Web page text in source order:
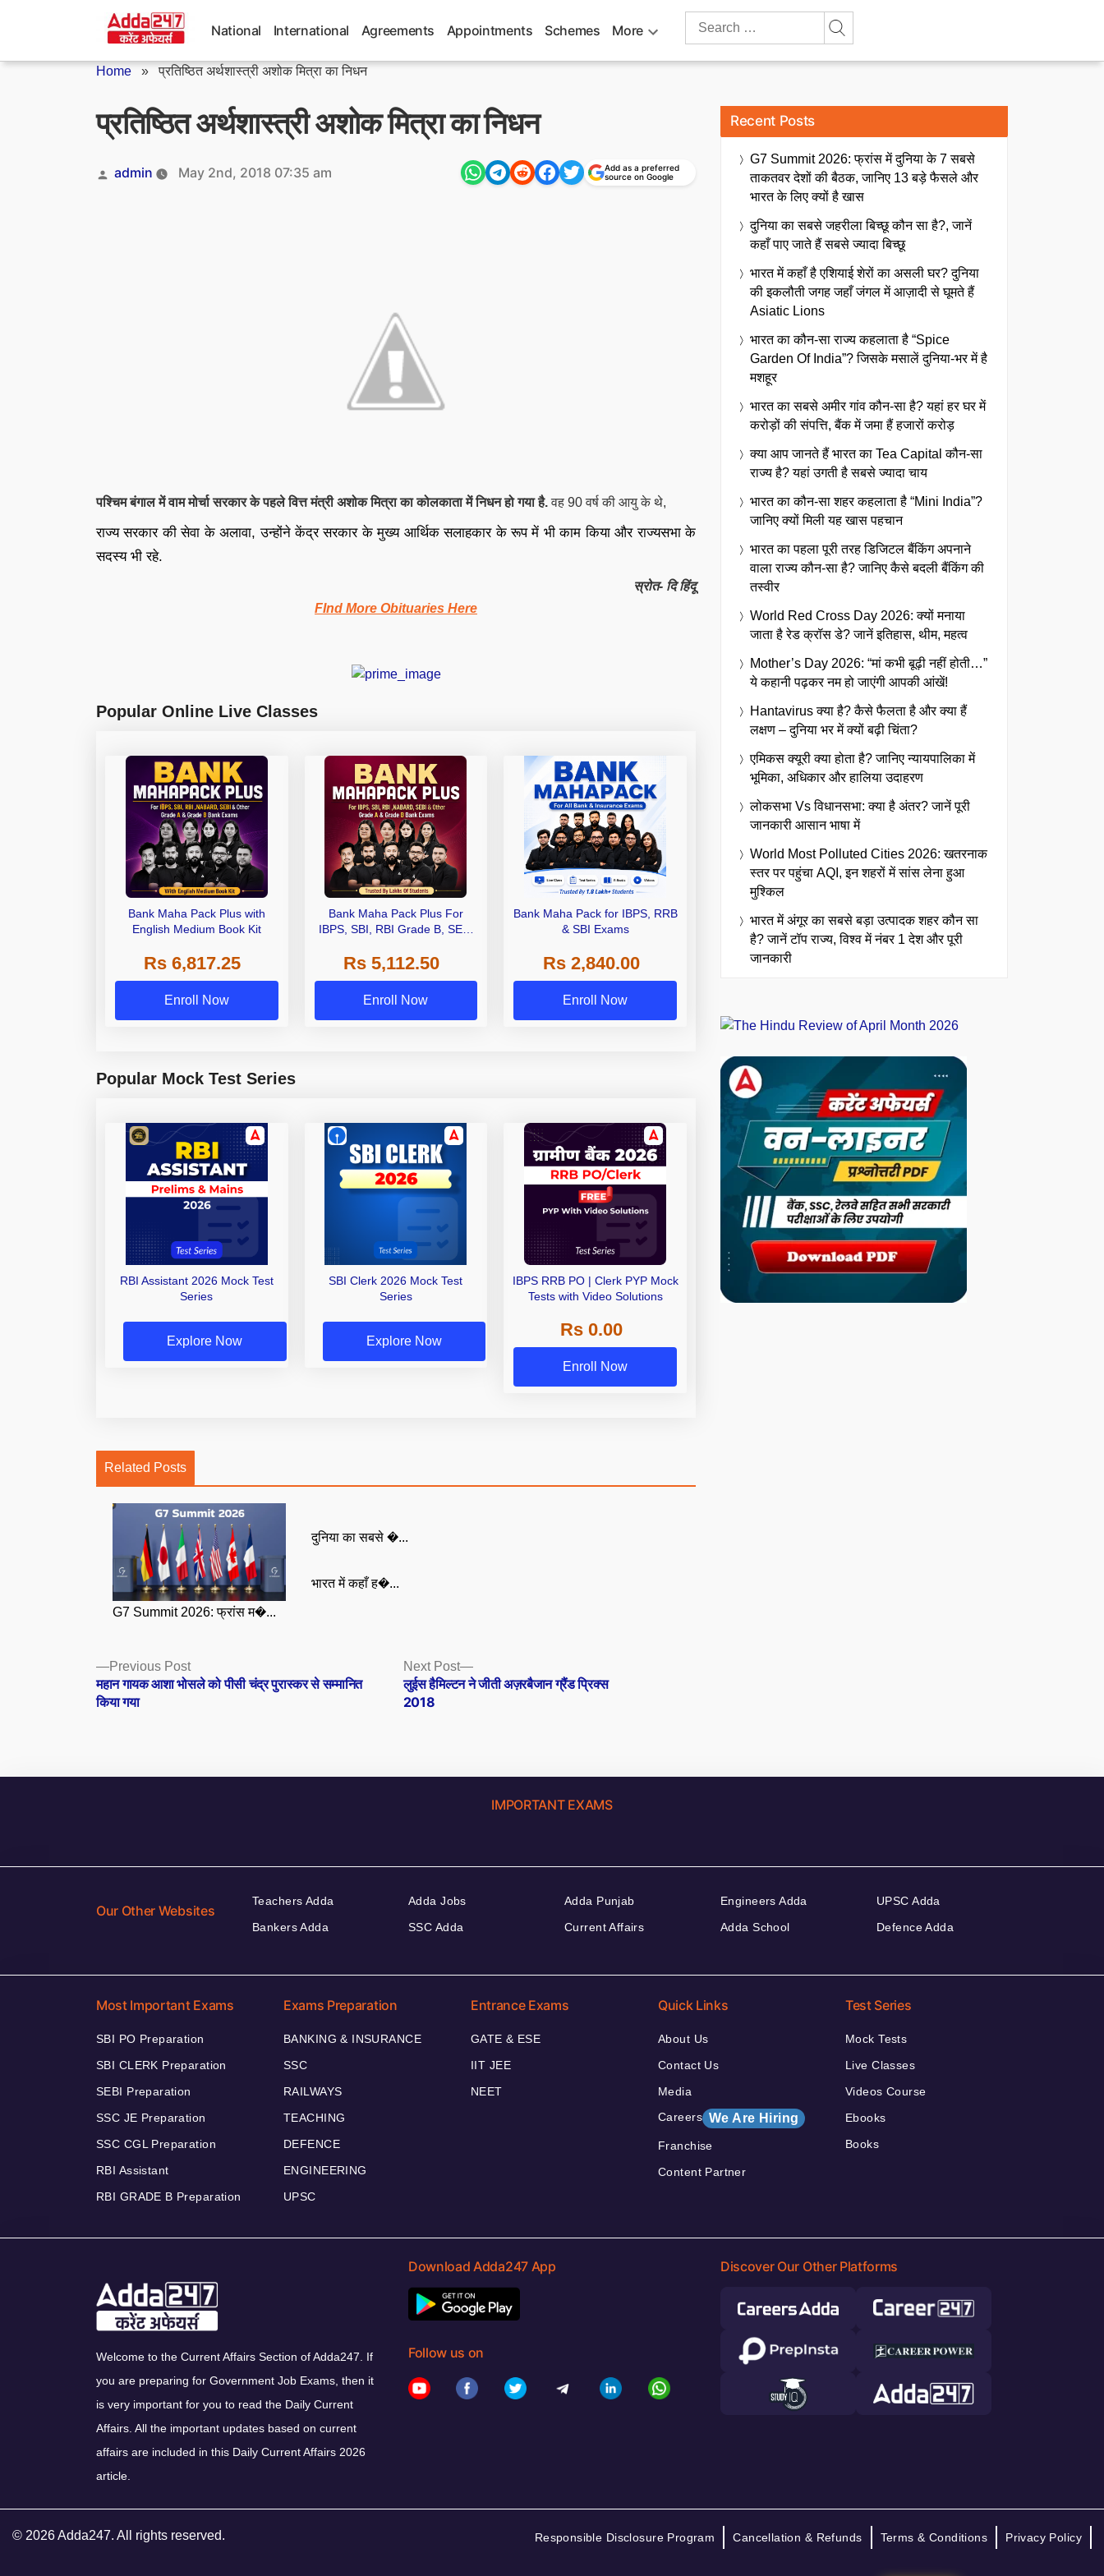
National International Agreements Appointments Schemes More
Search
Home »प्रतिष्ठित अर्थशास्त्री अशोक मित्रा का निधन
प्रतिष्ठित अर्थशास्त्री अशोक मित्रा का निधन
Posted
admin May 2nd, 2018 07:35 am
Add as a preferred
source on Google
पश्चिम बंगाल में वाम मोर्चा सरकार के पहले वित्त मंत्री अशोक मित्रा का कोलकाता में निधन हो गया है.वह 90 वर्ष की आयु के थे,
राज्य सरकार की सेवा के अलावा, उन्होंने केंद्र सरकार के मुख्य आर्थिक सलाहकार के रूप में भी काम किया और राज्यसभा के
सदस्य भी रहे.
स्रोत- दि हिंदू
FInd More Obituaries Here
Popular Online Live Classes
Bank Maha Pack Plus with
English Medium Book Kit
Rs 6,817.25
Enroll Now
Bank Maha Pack Plus For
IBPS, SBI, RBI Grade B, SEBI
Other Grade A & Grade B Bank
Exams
Rs 5,112.50
Enroll Now
Bank Maha Pack for IBPS, RRB
& SBI Exams
Rs 2,840.00
Enroll Now
Popular Mock Test Series
RBI Assistant 2026 Mock Test
Series
Explore Now
SBI Clerk 2026 Mock Test
Series
Explore Now
IBPS RRB PO | Clerk PYP Mock
Tests with Video Solutions
Rs 0.00
Enroll Now
Related Posts
G7 Summit 2026: फ्रांस म�...
दुनिया का सबसे �...
भारत में कहाँ ह�...
Posts
navigation
Previous PostPrevious
post:
महान गायक आशा भोसले को पीसी चंद्र पुरास्कर से सम्मानित
किया गया
Next Post
Next
post:
लुईस हैमिल्टन ने जीती अज़रबैजान ग्रैंड प्रिक्स
2018
Recent Posts
G7 Summit 2026: फ्रांस में दुनिया के 7 सबसे
ताकतवर देशों की बैठक, जानिए 13 बड़े फैसले और
भारत के लिए क्यों है खास
दुनिया का सबसे जहरीला बिच्छू कौन सा है?, जानें
कहाँ पाए जाते हैं सबसे ज्यादा बिच्छू
भारत में कहाँ है एशियाई शेरों का असली घर? दुनिया
की इकलौती जगह जहाँ जंगल में आज़ादी से घूमते हैं
Asiatic Lions
भारत का कौन-सा राज्य कहलाता है “Spice
Garden Of India”? जिसके मसालें दुनिया-भर में है
मशहूर
भारत का सबसे अमीर गांव कौन-सा है? यहां हर घर में
करोड़ों की संपत्ति, बैंक में जमा हैं हजारों करोड़
क्या आप जानते हैं भारत का Tea Capital कौन-सा
राज्य है? यहां उगती है सबसे ज्यादा चाय
भारत का कौन-सा शहर कहलाता है “Mini India”?
जानिए क्यों मिली यह खास पहचान
भारत का पहला पूरी तरह डिजिटल बैंकिंग अपनाने
वाला राज्य कौन-सा है? जानिए कैसे बदली बैंकिंग की
तस्वीर
World Red Cross Day 2026: क्यों मनाया
जाता है रेड क्रॉस डे? जानें इतिहास, थीम, महत्व
Mother’s Day 2026: “मां कभी बूढ़ी नहीं होती…”
ये कहानी पढ़कर नम हो जाएंगी आपकी आंखें!
Hantavirus क्या है? कैसे फैलता है और क्या हैं
लक्षण – दुनिया भर में क्यों बढ़ी चिंता?
एमिकस क्यूरी क्या होता है? जानिए न्यायपालिका में
भूमिका, अधिकार और हालिया उदाहरण
लोकसभा Vs विधानसभा: क्या है अंतर? जानें पूरी
जानकारी आसान भाषा में
World Most Polluted Cities 2026: खतरनाक
स्तर पर पहुंचा AQI, इन शहरों में सांस लेना हुआ
मुश्किल
भारत में अंगूर का सबसे बड़ा उत्पादक शहर कौन सा
है? जानें टॉप राज्य, विश्व में नंबर 1 देश और पूरी
जानकारी
IMPORTANT EXAMS
Our Other Websites
Teachers Adda
Bankers Adda
Adda Jobs
SSC Adda
Adda Punjab
Current Affairs
Engineers Adda
Adda School
UPSC Adda
Defence Adda
Most Important Exams
SBI PO Preparation
SBI CLERK Preparation
SEBI Preparation
SSC JE Preparation
SSC CGL Preparation
RBI Assistant
RBI GRADE B Preparation
Exams Preparation
BANKING & INSURANCE
SSC
RAILWAYS
TEACHING
DEFENCE
ENGINEERING
UPSC
Entrance Exams
GATE & ESE
IIT JEE
NEET
Quick Links
About Us
Contact Us
Media
Careers We Are Hiring
Franchise
Content Partner
Test Series
Mock Tests
Live Classes
Videos Course
Ebooks
Books
Welcome to the Current Affairs Section of Adda247. If
you are preparing for Government Job Exams, then it
is very important for you to read the Daily Current
Affairs. All the important updates based on current
affairs are included in this Daily Current Affairs 2026
article.
Download Adda247 App
Follow us on
Discover Our Other Platforms
© 2026 Adda247. All rights reserved. Responsible Disclosure Program Cancellation & Refunds Terms & Conditions Privacy Policy